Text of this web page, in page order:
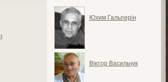
Юхим Гальперін
Віктор Васильчук